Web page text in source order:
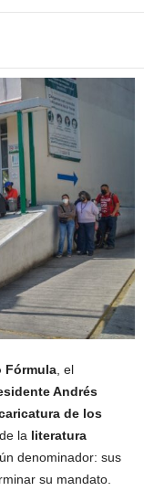
Fórmula , el
Andrés
de los
la literatura
denominador: sus
su mandato.